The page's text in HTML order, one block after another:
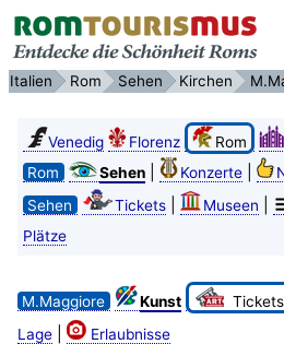
Italien Rom Sehen Kirchen
Venedig Florenz Rom
Rom
Sehen| Konzerte|
Sehen
Tickets| Museen
Plätze
M.Maggiore Kunst Tickets
Lage|
Erlaubnisse